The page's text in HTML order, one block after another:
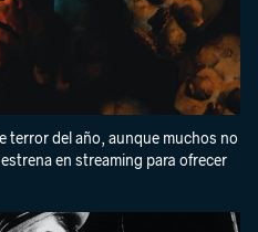
terror del año, aunque muchos no
en streaming para ofrecer